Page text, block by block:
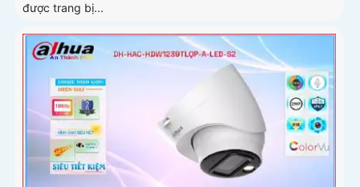
được trang bị...